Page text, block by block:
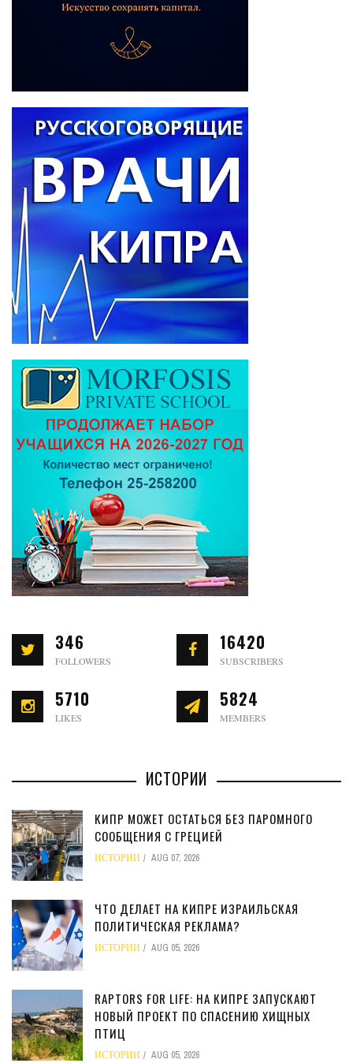
346
FOLLOWERS
16420
SUBSCRIBERS
5710
LIKES
5824
MEMBERS
ИСТОРИИ
КИПР МОЖЕТ ОСТАТЬСЯ БЕЗ ПАРОМНОГО
СООБЩЕНИЯ С ГРЕЦИЕЙ
ИСТОРИИ AUG 07, 2026
ЧТО ДЕЛАЕТ НА КИПРЕ ИЗРАИЛЬСКАЯ
ПОЛИТИЧЕСКАЯ РЕКЛАМА?
ИСТОРИИ AUG 05, 2026
RAPTORS FOR LIFE: НА КИПРЕ ЗАПУСКАЮТ
НОВЫЙ ПРОЕКТ ПО СПАСЕНИЮ ХИЩНЫХ
ПТИЦ
ИСТОРИИ AUG 05, 2026